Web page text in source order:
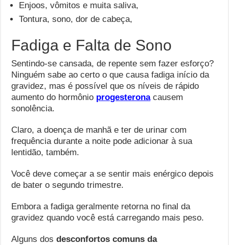
Enjoos, vômitos e muita saliva,
Tontura, sono, dor de cabeça,
Fadiga e Falta de Sono
Sentindo-se cansada, de repente sem fazer esforço?
Ninguém sabe ao certo o que causa fadiga início da
gravidez, mas é possível que os níveis de rápido
aumento do hormônio progesteronacausem
sonolência.
Claro, a doença de manhã e ter de urinar com
frequência durante a noite pode adicionar à sua
lentidão, também.
Você deve começar a se sentir mais enérgico depois
de bater o segundo trimestre.
Embora a fadiga geralmente retorna no final da
gravidez quando você está carregando mais peso.
Alguns dosdesconfortos comuns da